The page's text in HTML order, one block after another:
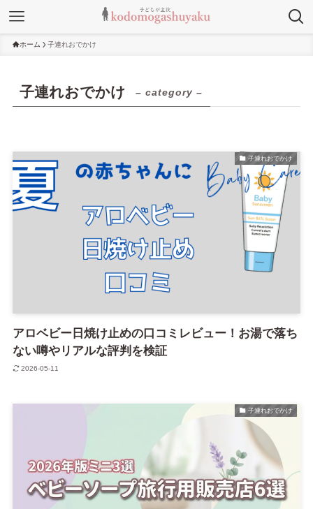
ホーム 子連れおでかけ
子連れおでかけ – category –
子連れおでかけ
アロベビー日焼け止めの口コミレビュー！お湯で落ち
ない噂やリアルな評判を検証
2026-05-11
子連れおでかけ